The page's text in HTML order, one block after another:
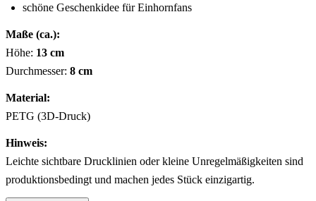
schöne Geschenkidee für Einhornfans
Maße (ca.):
Höhe: 13 cm
Durchmesser: 8 cm
Material:
PETG (3D-Druck)
Hinweis:
Leichte sichtbare Drucklinien oder kleine Unregelmäßigkeiten sind
produktionsbedingt und machen jedes Stück einzigartig.